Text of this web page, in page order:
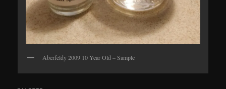
Aberfeldy 2009 10 Year Old – Sample